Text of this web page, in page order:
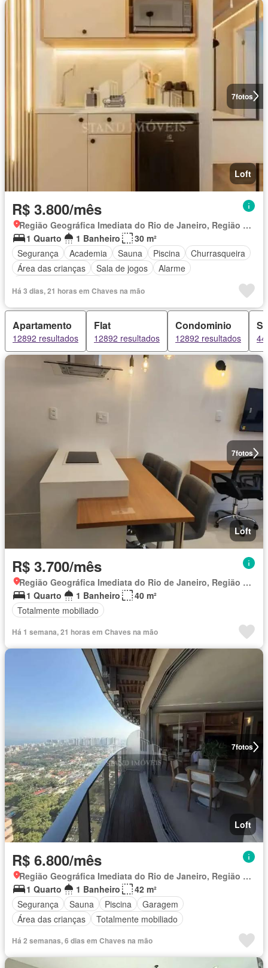
7fotos
Loft
R$ 3.800/mês
Região Geográfica Imediata do Rio de Janeiro, Região Metropolitana do Rio de Janeiro
1 Quarto
1 Banheiro
30 m²
Segurança
Academia Sauna Piscina
Churrasqueira
Área das crianças
Sala de jogos
Alarme
Há 3 dias, 21 horas em Chaves na mão
Apartamento
12892 resultados
Flat
12892 resultados
Condominio
12892 resultados
7fotos
Loft
R$ 3.700/mês
Região Geográfica Imediata do Rio de Janeiro, Região Metropolitana do Rio de Janeiro
1 Quarto
1 Banheiro
40 m²
Totalmente mobiliado
Há 1 semana, 21 horas em Chaves na mão
7fotos
Loft
R$ 6.800/mês
Região Geográfica Imediata do Rio de Janeiro, Região Metropolitana do Rio de Janeiro
1 Quarto
1 Banheiro
42 m²
Segurança
Sauna Piscina
Garagem
Área das crianças
Totalmente mobiliado
Há 2 semanas, 6 dias em Chaves na mão